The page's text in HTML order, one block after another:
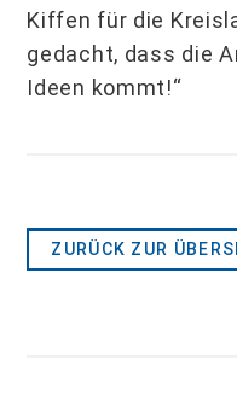
Kiffen für die
gedacht, dass die
Ideen kommt!“
ZURÜCK ZUR